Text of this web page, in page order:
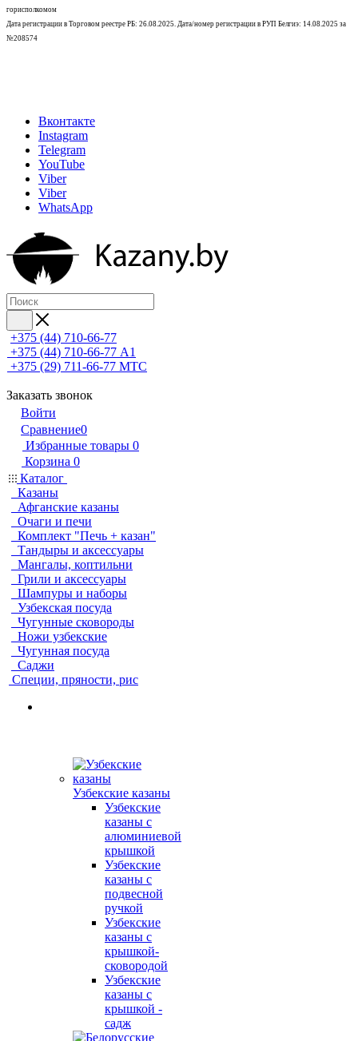
горисполкомом
Дата регистрации в Торговом реестре РБ: 26.08.2025. Дата/номер регистрации в РУП Белгиэ: 14.08.2025 за
№208574
Вконтакте
Instagram
Telegram
YouTube
Viber
Viber
WhatsApp
+375 (44) 710-66-77
+375 (44) 710-66-77 А1
+375 (29) 711-66-77 МТС
Заказать звонок
Войти
Сравнение0
Избранные товары 0
Корзина 0
Каталог
Казаны
Афганские казаны
Очаги и печи
Комплект "Печь + казан"
Тандыры и аксессуары
Мангалы, коптильни
Грили и аксессуары
Шампуры и наборы
Узбекская посуда
Чугунные сковороды
Ножи узбекские
Чугунная посуда
Саджи
Специи, пряности, рис
Узбекские казаны
Узбекские
казаны с
алюминиевой
крышкой
Узбекские
казаны с
подвесной
ручкой
Узбекские
казаны с
крышкой-
сковородой
Узбекские
казаны с
крышкой -
садж